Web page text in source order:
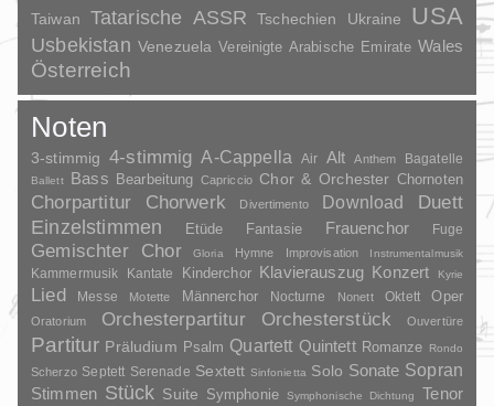
Taiwan Tatarische ASSR Tschechien Ukraine USA
Usbekistan Venezuela Vereinigte Arabische Emirate Wales
Österreich
Noten
3-stimmig 4-stimmig A-Cappella Air Alt Anthem Bagatelle
Ballett Bass Bearbeitung Capriccio Chor & Orchester Chornoten
Chorpartitur Chorwerk Divertimento Download
Duett
Einzelstimmen
Etüde Fantasie Frauenchor Fuge
Gemischter Chor Gloria Hymne Improvisation Instrumentalmusik
Kammermusik Kantate Kinderchor Klavierauszug Konzert Kyrie
Lied Messe Motette Männerchor Nocturne Nonett Oktett Oper
Oratorium Orchesterpartitur Orchesterstück Ouvertüre
Partitur Präludium Psalm Quartett Quintett Romanze Rondo
Scherzo Septett Serenade Sextett Sinfonietta Solo Sonate Sopran
Stimmen Stück Suite Symphonie Symphonische Dichtung Tenor